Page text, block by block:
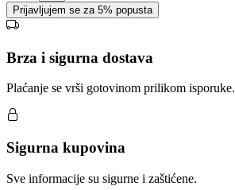
Prijavljujem se za 5% popusta
Brza i sigurna dostava
Plaćanje se vrši gotovinom prilikom isporuke.
Sigurna kupovina
Sve informacije su sigurne i zaštićene.